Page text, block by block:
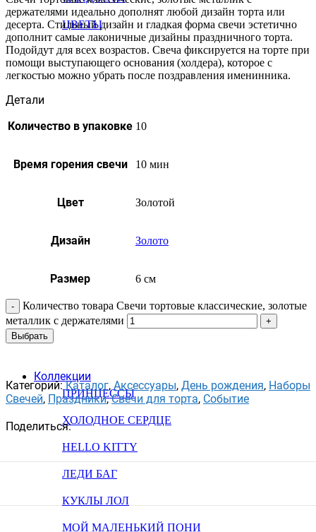
ЦВЕТЫ
Коллекции
ПРИНЦЕССЫ
ХОЛОДНОЕ СЕРДЦЕ
HELLO KITTY
ЛЕДИ БАГ
КУКЛЫ ЛОЛ
МОЙ МАЛЕНЬКИЙ ПОНИ
держателями идеально дополнят любой дизайн торта или
десерта. Стильный дизайн и гладкая форма свечи эстетично
дополнит самые лаконичные дизайны праздничного торта.
Подойдут для всех возрастов. Свеча фиксируется на торте при
помощи выступающего основания (холдера), которое с
легкостью можно убрать после поздравления именинника.
Детали
Количество в упаковке 10
Время горения свечи 10 мин
Цвет Золотой
Дизайн Золото
Размер 6 см
Количество товара Свечи тортовые классические, золотые
металлик с держателями
Выбрать
Категорий: Каталог, Аксессуары, День рождения, Наборы
Свечей, Праздники, Свечи для торта, Событие
Поделиться: